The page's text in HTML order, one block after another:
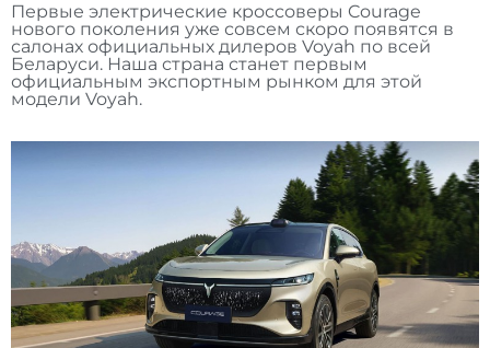
Первые электрические кроссоверы Courage
нового поколения уже совсем скоро появятся в
салонах официальных дилеров Voyah по всей
Беларуси. Наша страна станет первым
официальным экспортным рынком для этой
модели Voyah.